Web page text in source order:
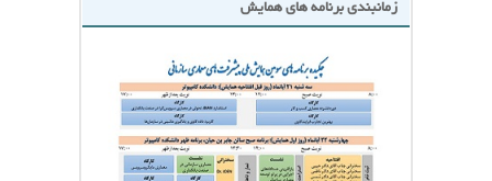
زمانبندی برنامه های همایش